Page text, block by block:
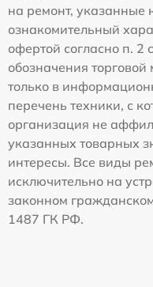
на ремонт, указанные
ознакомительный
офертой согласно п.
обозначения
только в
перечень техники, с
организация не
указанных товарных
интересы. Все виды
исключительно на
законном гражданском
1487 ГК РФ.